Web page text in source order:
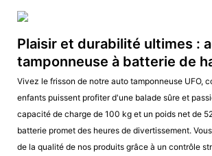
Plaisir et durabilité ultimes :
tamponneuse à batterie de
Vivez le frisson de notre auto tamponneuse UFO,
enfants puissent profiter d'une balade sûre et
capacité de charge de 100 kg et un poids net de
batterie promet des heures de divertissement.
de la qualité de nos produits grâce à un contrôle